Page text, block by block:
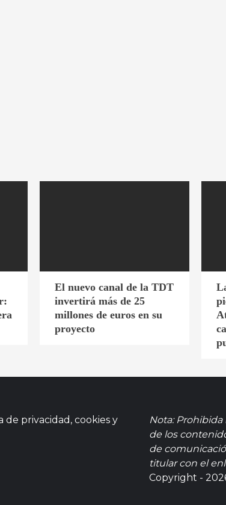
El nuevo canal de la TDT
invertirá más de 25
millones de euros en su
proyecto
de privacidad, cookies y
Nota:
de los
de
titular con el
Copyright -